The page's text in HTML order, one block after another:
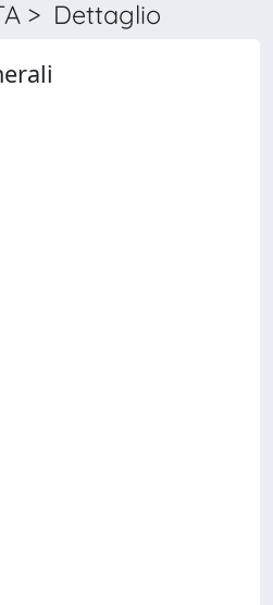
> Dettaglio